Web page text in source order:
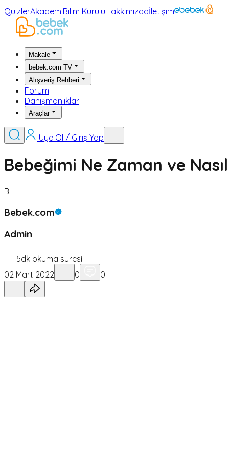
QuizlerAkademiBilim KuruluHakkımızdaİletişim
Makale
bebek.com TV
Alışveriş Rehberi
Forum
Danışmanlıklar
Araçlar
Üye Ol / Giriş Yap
Bebeğimi Ne Zaman ve
B
Bebek.com
Admin
5dk okuma süresi
02 Mart 2022
0 0